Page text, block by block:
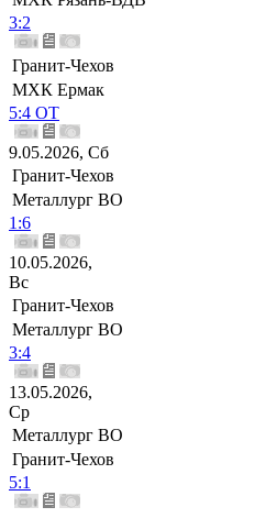
3:2
Гранит-Чехов
МХК Ермак
5:4 ОТ
9.05.2026, Сб
Гранит-Чехов
Металлург ВО
1:6
10.05.2026,
Вс
Гранит-Чехов
Металлург ВО
3:4
13.05.2026,
Ср
Металлург ВО
Гранит-Чехов
5:1